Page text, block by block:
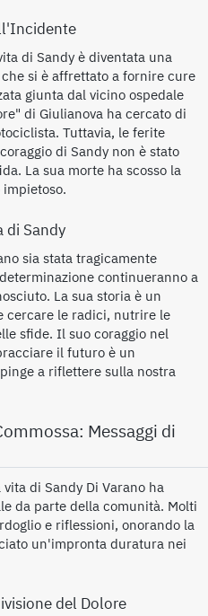
di Sandy è diventata una
si è affrettato a fornire cure
giunta dal vicino ospedale
di Giulianova ha cercato di
Tuttavia, le ferite
di Sandy non è stato
La sua morte ha scosso la
di Sandy
sia stata tragicamente
continueranno a
La sua storia è un
cercare le radici, nutrire le
sfide. Il suo coraggio nel
il futuro è un
a riflettere sulla nostra
Messaggi di
di Sandy Di Varano ha
da parte della comunità. Molti
e riflessioni, onorando la
un'impronta duratura nei
del Dolore